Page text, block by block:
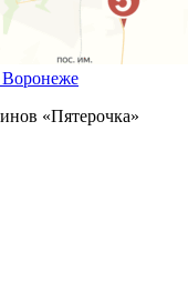
Воронеже
«Пятерочка»